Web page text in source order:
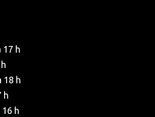
17 h
18 h
h
16 h